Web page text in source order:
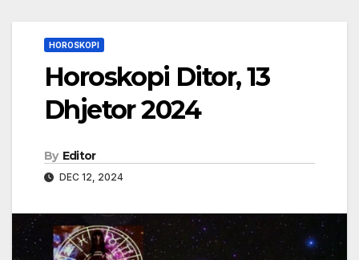
HOROSKOPI
Horoskopi Ditor, 13
Dhjetor 2024
By Editor
DEC 12, 2024